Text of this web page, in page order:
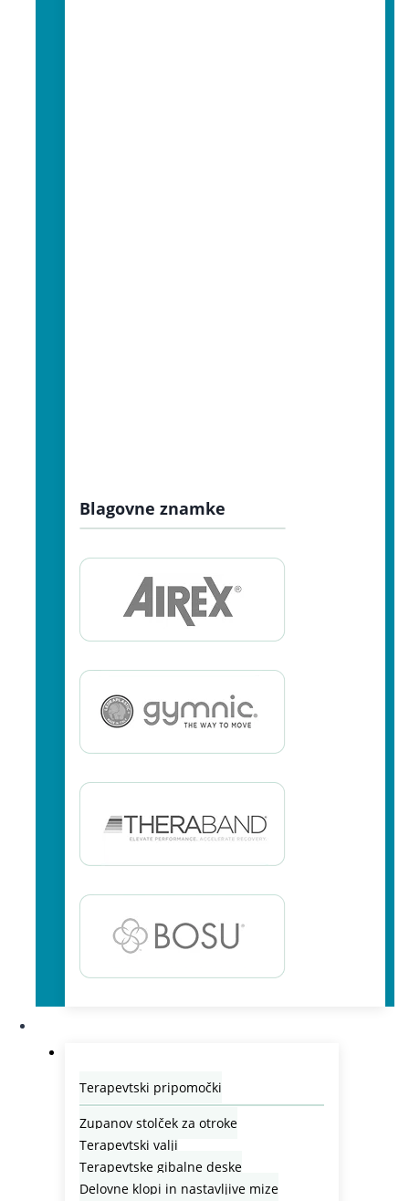
Blagovne znamke
Terapevtski pripomočki
Zupanov stolček za otroke
Terapevtski valji
Terapevtske gibalne deske
Delovne klopi in nastavljive mize